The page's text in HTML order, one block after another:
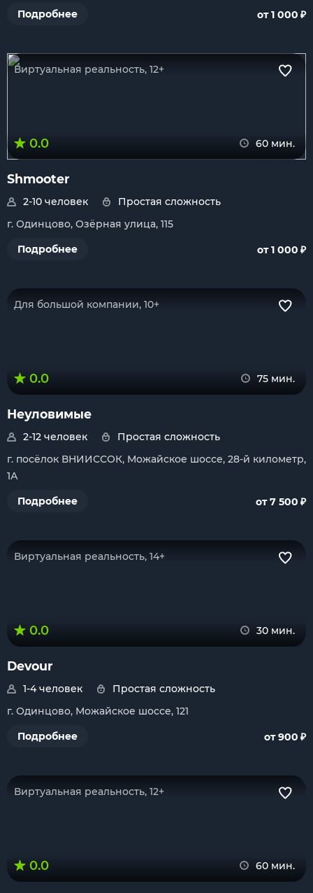
Подробнее от 1 000 ₽
Виртуальная реальность, 12+
0.0 60 мин.
Shmooter
2-10 человек
Простая сложность
г. Одинцово, Озёрная улица, 115
Подробнее
от 1 000 ₽
Для большой компании, 10+
0.0 75 мин.
Неуловимые
2-12 человек
Простая сложность
г. посёлок ВНИИССОК, Можайское шоссе, 28-й километр,
1А
Подробнее
от 7 500 ₽
Виртуальная реальность, 14+
0.0 30 мин.
Devour
1-4 человек
Простая сложность
г. Одинцово, Можайское шоссе, 121
Подробнее
от 900 ₽
Виртуальная реальность, 12+
0.0 60 мин.